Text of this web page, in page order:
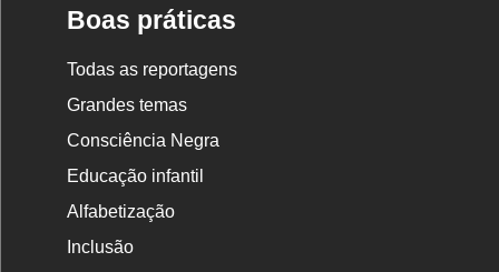
Boas práticas
Todas as reportagens
Grandes temas
Consciência Negra
Educação infantil
Alfabetização
Inclusão